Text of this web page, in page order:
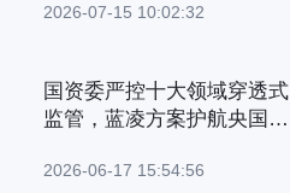
2026-07-15 10:02:32
国资委严控十大领域穿透式
监管，蓝凌方案护航央国企
2026-06-17 15:54:56